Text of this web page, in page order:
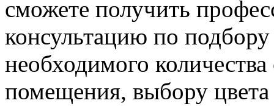
сможете получить
консультацию по подбору
необходимого
помещения, выбору цвета